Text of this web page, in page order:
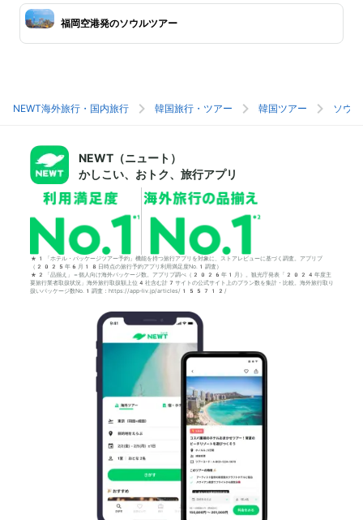
福岡空港発のソウルツアー
NEWT海外旅行・国内旅行 韓国旅行・ツアー 韓国ツアー ソウ
NEWT（ニュート）
かしこい、おトク、旅行アプリ
*1「ホテル・パッケージツアー予約」機能を持つ旅行アプリを対象に、ストアレビューに基づく調査。アプリブ
（2025年6月18日時点の旅行予約アプリ利用満足度No.1調査）
*2「品揃え」＝個人向け海外パッケージ数。アプリブ調べ（2026年1月）。観光庁発表「2024年度主
要旅行業者取扱状況」海外旅行取扱額上位4社含む計7サイトの公式サイト上のプラン数を集計・比較。海外旅行取り
扱いパッケージ数No.1調査：https://app-liv.jp/articles/155712/